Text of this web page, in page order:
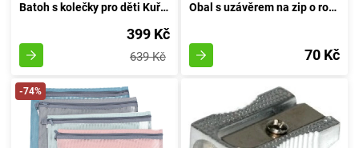
Batoh s kolečky pro děti Kuřátko 104581
399 Kč
639 Kč
Obal s uzávěrem na zip o rozměrech 32,5x23,5 cm
70 Kč
-74%